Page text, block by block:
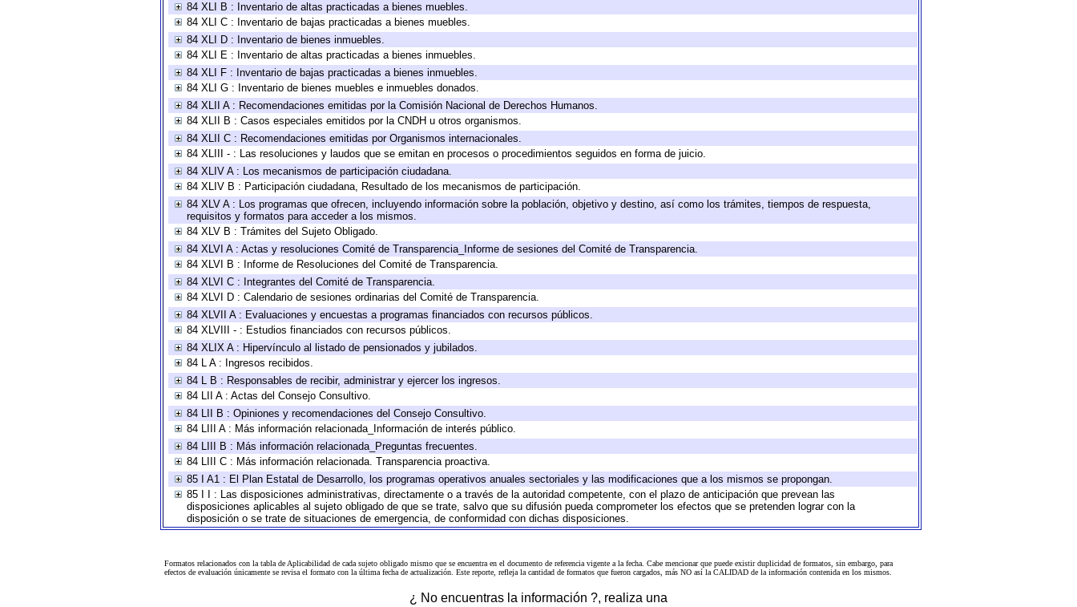
84 XLI B : Inventario de altas practicadas a bienes muebles.
84 XLI C : Inventario de bajas practicadas a bienes muebles.
84 XLI D : Inventario de bienes inmuebles.
84 XLI E : Inventario de altas practicadas a bienes inmuebles.
84 XLI F : Inventario de bajas practicadas a bienes inmuebles.
84 XLI G : Inventario de bienes muebles e inmuebles donados.
84 XLII A : Recomendaciones emitidas por la Comisión Nacional de Derechos Humanos.
84 XLII B : Casos especiales emitidos por la CNDH u otros organismos.
84 XLII C : Recomendaciones emitidas por Organismos internacionales.
84 XLIII - : Las resoluciones y laudos que se emitan en procesos o procedimientos seguidos en forma de juicio.
84 XLIV A : Los mecanismos de participación ciudadana.
84 XLIV B : Participación ciudadana, Resultado de los mecanismos de participación.
84 XLV A : Los programas que ofrecen, incluyendo información sobre la población, objetivo y destino, así como los trámites, tiempos de respuesta,
requisitos y formatos para acceder a los mismos.
84 XLV B : Trámites del Sujeto Obligado.
84 XLVI A : Actas y resoluciones Comité de Transparencia_Informe de sesiones del Comité de Transparencia.
84 XLVI B : Informe de Resoluciones del Comité de Transparencia.
84 XLVI C : Integrantes del Comité de Transparencia.
84 XLVI D : Calendario de sesiones ordinarias del Comité de Transparencia.
84 XLVII A : Evaluaciones y encuestas a programas financiados con recursos públicos.
84 XLVIII - : Estudios financiados con recursos públicos.
84 XLIX A : Hipervínculo al listado de pensionados y jubilados.
84 L A : Ingresos recibidos.
84 L B : Responsables de recibir, administrar y ejercer los ingresos.
84 LII A : Actas del Consejo Consultivo.
84 LII B : Opiniones y recomendaciones del Consejo Consultivo.
84 LIII A : Más información relacionada_Información de interés público.
84 LIII B : Más información relacionada_Preguntas frecuentes.
84 LIII C : Más información relacionada. Transparencia proactiva.
85 I A1 : El Plan Estatal de Desarrollo, los programas operativos anuales sectoriales y las modificaciones que a los mismos se propongan.
85 I I : Las disposiciones administrativas, directamente o a través de la autoridad competente, con el plazo de anticipación que prevean las
disposiciones aplicables al sujeto obligado de que se trate, salvo que su difusión pueda comprometer los efectos que se pretenden lograr con la
disposición o se trate de situaciones de emergencia, de conformidad con dichas disposiciones.
Formatos relacionados con la tabla de Aplicabilidad de cada sujeto obligado mismo que se encuentra en el documento de referenciavigente a la fecha. Cabe mencionar que puede existir duplicidad de formatos, sin embargo, para
efectos de evaluación únicamente se revisa el formato con la última fecha de actualización. Este reporte, refleja la cantidad de formatos que fueron cargados, más NO así la CALIDAD de la información contenida en los mismos.
¿ No encuentras la información ?, realiza una